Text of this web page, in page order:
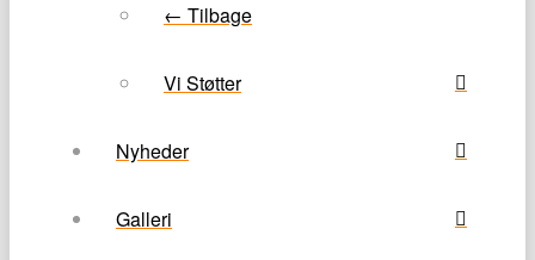
← Tilbage
Vi Støtter
Nyheder
Galleri